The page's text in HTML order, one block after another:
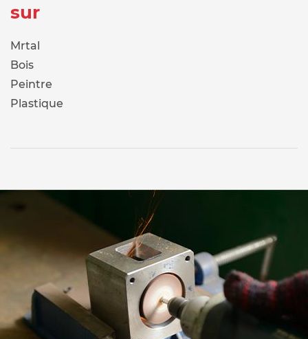
sur
Mrtal
Bois
Peintre
Plastique